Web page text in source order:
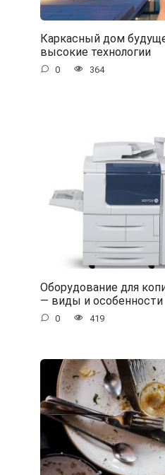
Каркасный дом
высокие технологии
0 364
Оборудование для
— виды и особенности
0 419